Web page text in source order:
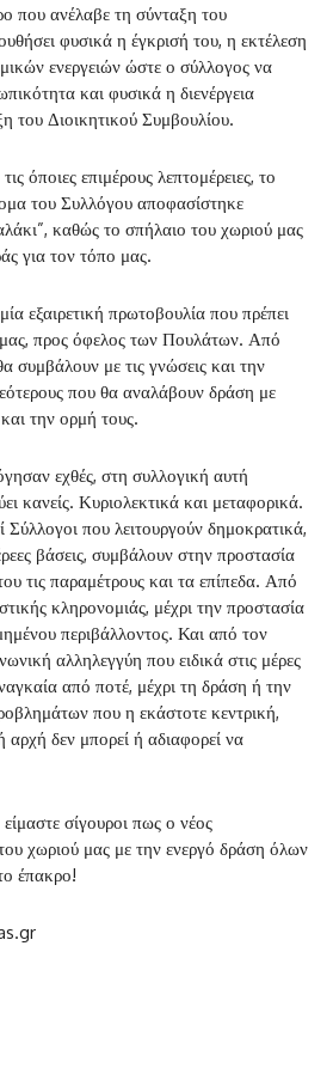
που ανέλαβε τη σύνταξη του
φυσικά η έγκρισή του, η εκτέλεση
ενεργειών ώστε ο σύλλογος να
και φυσικά η διενέργεια
του Διοικητικού Συμβουλίου.
όποιες επιμέρους λεπτομέρειες, το
του Συλλόγου αποφασίστηκε
καθώς το σπήλαιο του χωριού μας
για τον τόπο μας.
εξαιρετική πρωτοβουλία που πρέπει
μας, προς όφελος των Πουλάτων. Από
συμβάλουν με τις γνώσεις και την
που θα αναλάβουν δράση με
την ορμή τους.
εχθές, στη συλλογική αυτή
κανείς. Κυριολεκτικά και μεταφορικά.
Σύλλογοι που λειτουργούν δημοκρατικά,
βάσεις, συμβάλουν στην προστασία
τις παραμέτρους και τα επίπεδα. Από
κληρονομιάς, μέχρι την προστασία
περιβάλλοντος. Και από τον
αλληλεγγύη που ειδικά στις μέρες
από ποτέ, μέχρι τη δράση ή την
που η εκάστοτε κεντρική,
αρχή δεν μπορεί ή αδιαφορεί να
σίγουροι πως ο νέος
χωριού μας με την ενεργό δράση όλων
έπακρο!